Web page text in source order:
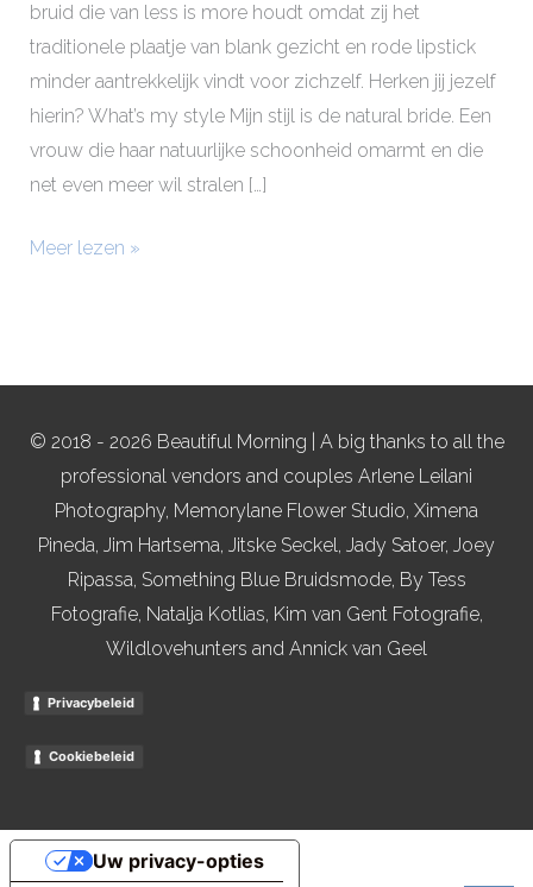
bruid die van less is more houdt omdat zij het
traditionele plaatje van blank gezicht en rode lipstick
minder aantrekkelijk vindt voor zichzelf. Herken jij jezelf
hierin? What’s my style Mijn stijl is de natural bride. Een
vrouw die haar natuurlijke schoonheid omarmt en die
net even meer wil stralen […]
Meer lezen »
© 2018 - 2026 Beautiful Morning | A big thanks to all the
professional vendors and couples Arlene Leilani
Photography, Memorylane Flower Studio, Ximena
Pineda, Jim Hartsema, Jitske Seckel, Jady Satoer, Joey
Ripassa, Something Blue Bruidsmode, By Tess
Fotografie, Natalja Kotlias, Kim van Gent Fotografie,
Wildlovehunters and Annick van Geel
Privacybeleid
Cookiebeleid
Uw privacy-opties